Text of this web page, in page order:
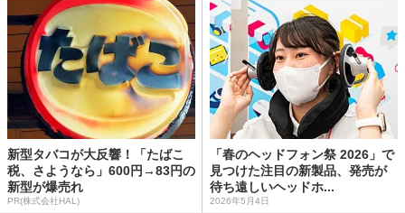
新型タバコが大反響！「たばこ
税、さようなら」600円→83円の
新型が爆売れ
PR(株式会社HAL)
「春のヘッドフォン祭 2026」で
見つけた注目の新製品、発売が
待ち遠しいヘッドホ...
2026年5月4日